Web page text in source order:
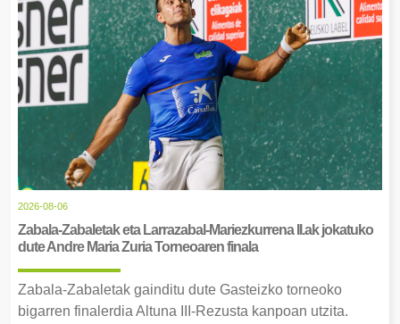
2026-08-06
Zabala-Zabaletak eta Larrazabal-Mariezkurrena II.ak jokatuko
dute Andre Maria Zuria Torneoaren finala
Zabala-Zabaletak gainditu dute Gasteizko torneoko
bigarren finalerdia Altuna III-Rezusta kanpoan utzita.